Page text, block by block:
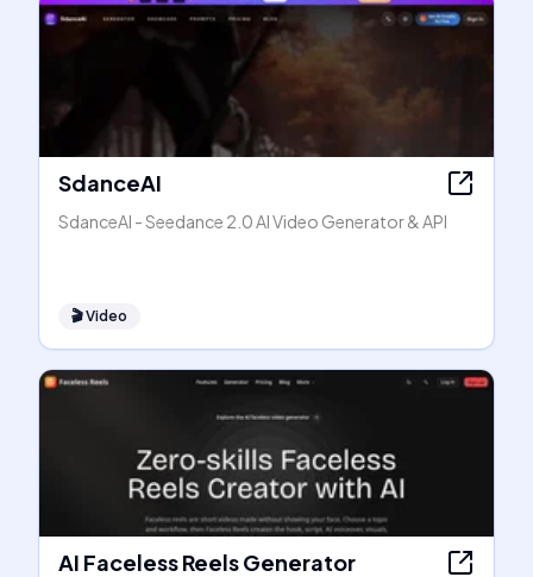
SdanceAI
SdanceAI - Seedance 2.0 AI Video Generator & API
🎬Video
AI Faceless Reels Generator